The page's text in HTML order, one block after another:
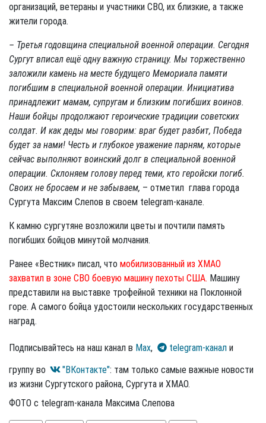
организаций, ветераны и участники СВО, их близкие, а также
жители города.
– Третья годовщина специальной военной операции. Сегодня
Сургут вписал ещё одну важную страницу. Мы торжественно
заложили камень на месте будущего Мемориала памяти
погибшим в специальной военной операции. Инициатива
принадлежит мамам, супругам и близким погибших воинов.
Наши бойцы продолжают героические традиции советских
солдат. И как деды мы говорим: враг будет разбит, Победа
будет за нами! Честь и глубокое уважение парням, которые
сейчас выполняют воинский долг в специальной военной
операции. Склоняем голову перед теми, кто геройски погиб.
Своих не бросаем и не забываем, – отметил глава города
Сургута Максим Слепов в своем telegram-канале.
К камню сургутяне возложили цветы и почтили память
погибших бойцов минутой молчания.
Ранее «Вестник» писал, что мобилизованный из ХМАО
захватил в зоне СВО боевую машину пехоты США. Машину
представили на выставке трофейной техники на Поклонной
горе. А самого бойца удостоили нескольких государственных
наград.
Подписывайтесь на наш канал в Max, telegram-канал и
группу во
"ВКонтакте": там только самые важные новости
из жизни Сургутского района, Сургута и ХМАО.
ФОТО с telegram-канала Максима Слепова